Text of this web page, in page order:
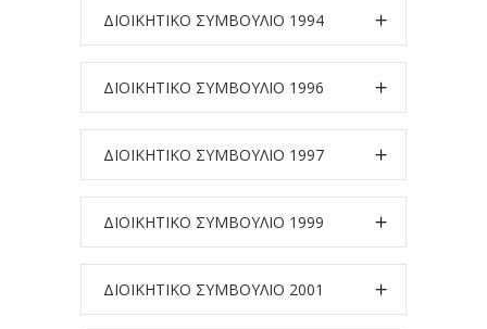
ΔΙΟΙΚΗΤΙΚΟ ΣΥΜΒΟΥΛΙΟ 1994
ΔΙΟΙΚΗΤΙΚΟ ΣΥΜΒΟΥΛΙΟ 1996
ΔΙΟΙΚΗΤΙΚΟ ΣΥΜΒΟΥΛΙΟ 1997
ΔΙΟΙΚΗΤΙΚΟ ΣΥΜΒΟΥΛΙΟ 1999
ΔΙΟΙΚΗΤΙΚΟ ΣΥΜΒΟΥΛΙΟ 2001